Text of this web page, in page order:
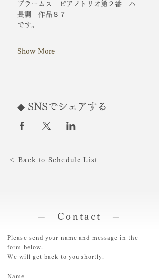
ブラームス　ピアノトリオ第２番　ハ
長調　作品８７
です。
Show More
◆ SNSでシェアする
＜ Back to Schedule List
─ Contact ─
Please send your name and message in the
form below.
We will get back to you shortly.
Name